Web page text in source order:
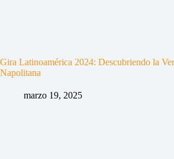
Gira Latinoamérica 2024: Descubriendo la
Napolitana
marzo 19, 2025